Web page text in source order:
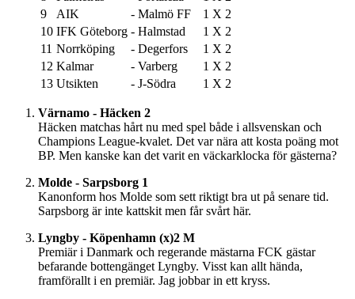
9
AIK - Malmö FF 1 X 2
10 IFK Göteborg - Halmstad 1 X 2
11 Norrköping - Degerfors 1 X 2
12 Kalmar - Varberg 1 X 2
13 Utsikten - J-Södra 1 X 2
Värnamo - Häcken 2
Häcken matchas hårt nu med spel både i allsvenskan och
Champions League-kvalet. Det var nära att kosta poäng mot
BP. Men kanske kan det varit en väckarklocka för gästerna?
Molde - Sarpsborg 1
Kanonform hos Molde som sett riktigt bra ut på senare tid.
Sarpsborg är inte kattskit men får svårt här.
Lyngby - Köpenhamn (x)2 M
Premiär i Danmark och regerande mästarna FCK gästar
befarande bottengänget Lyngby. Visst kan allt hända,
framförallt i en premiär. Jag jobbar in ett kryss.